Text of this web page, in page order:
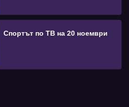
Спортът по ТВ на 20 ноември